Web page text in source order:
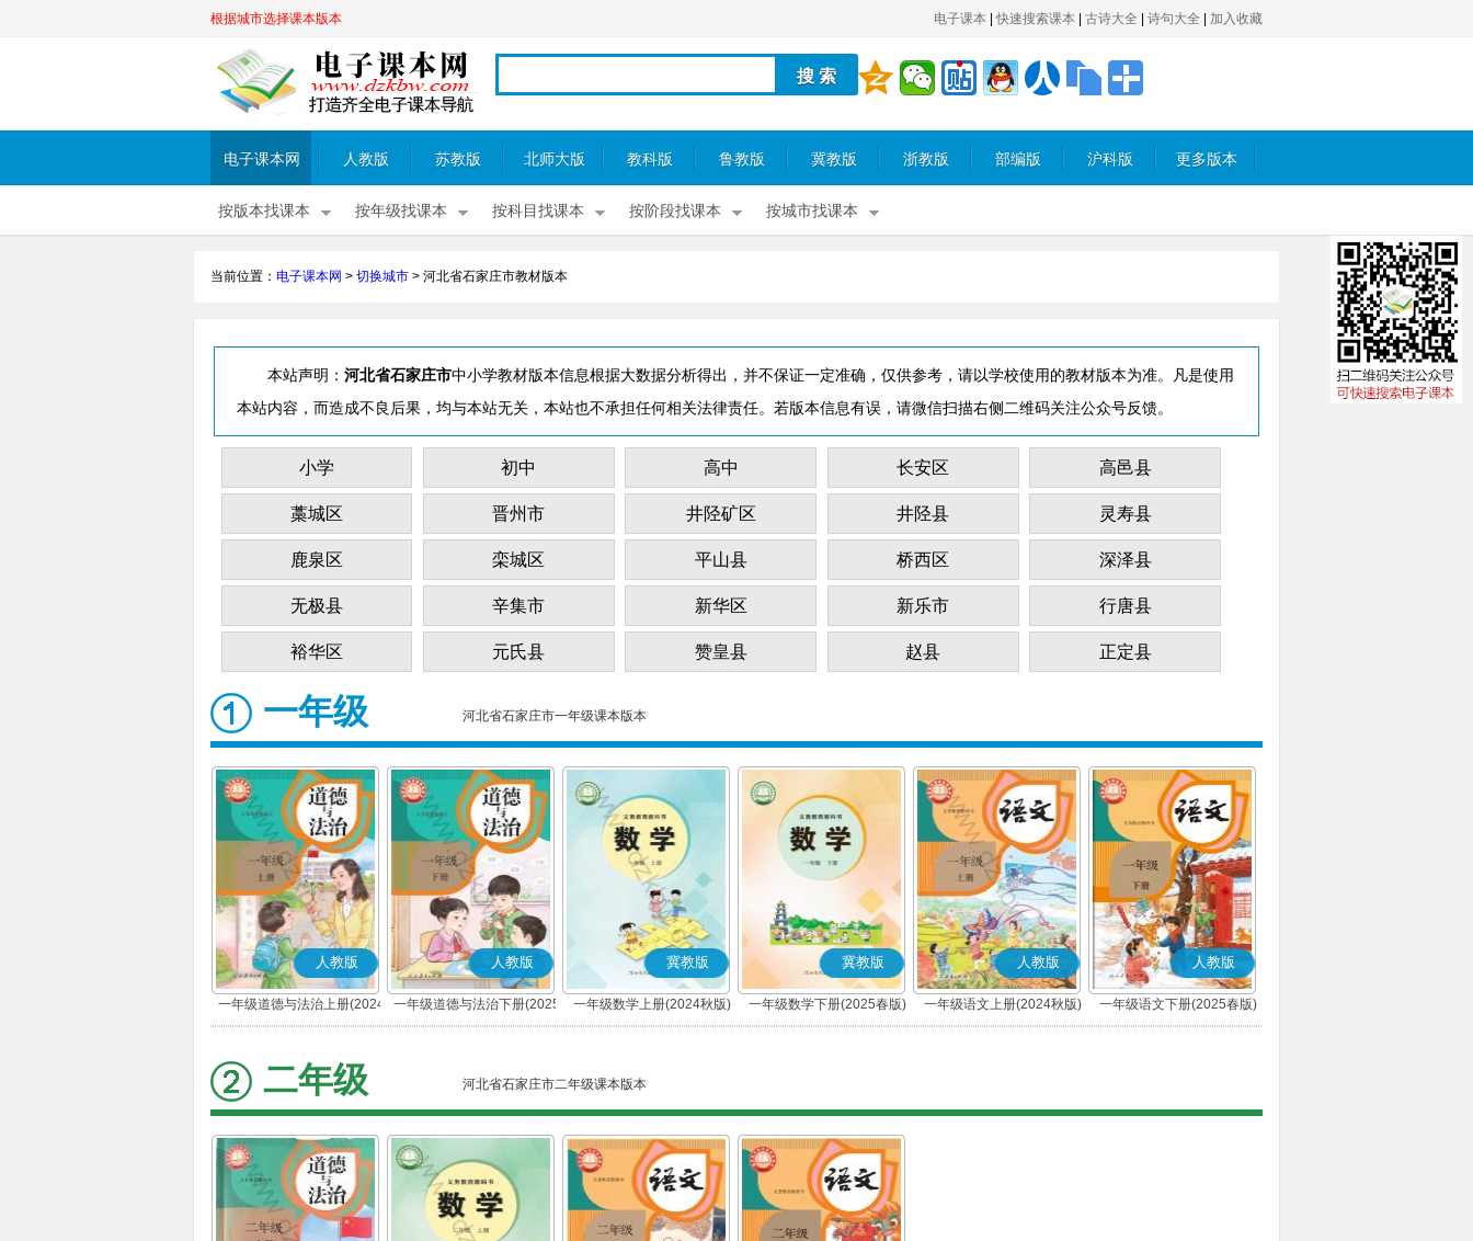
根据城市选择课本版本 电子课本 快速搜索课本 古诗大全 诗句大全 加入收藏
电子课本网 人教版 苏教版 北师大版 教科版 鲁教版 冀教版 浙教版 部编版 沪科版 更多版本
按版本找课本 按年级找课本 按科目找课本 按阶段找课本 按城市找课本
当前位置： 电子课本网 > 切换城市 > 河北省石家庄市教材版本
本站声明： 河北省石家庄市中小学教材版本信息根据大数据分析得出，并不保证一定准确，仅供参考，请以学校使用的教材版本为准。凡是使用
本站内容，而造成不良后果，均与本站无关，本站也不承担任何相关法律责任。若版本信息有误，请微信扫描右侧二维码关注公众号反馈。
小学 初中 高中 长安区 高邑县
藁城区 晋州市 井陉矿区 井陉县 灵寿县
鹿泉区 栾城区 平山县 桥西区 深泽县
无极县 辛集市 新华区 新乐市 行唐县
裕华区 元氏县 赞皇县 赵县 正定县
一年级 河北省石家庄市一年级课本版本
人教版
一年级道德与法治上册(2024
秋版)(部编版)
人教版
一年级道德与法治下册(2025
春版)(部编版)
冀教版
一年级数学上册(2024秋版)
冀教版
一年级数学下册(2025春版)
人教版
一年级语文上册(2024秋版)
(部编版)
人教版
一年级语文下册(2025春版)
(部编版)
二年级 河北省石家庄市二年级课本版本